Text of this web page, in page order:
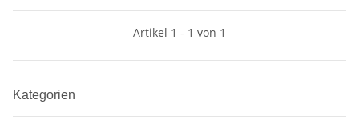
Artikel 1 - 1 von 1
Kategorien